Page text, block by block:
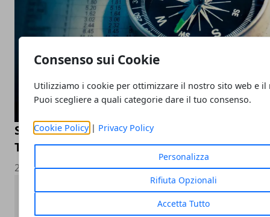
Consenso sui Cookie
Utilizziamo i cookie per ottimizzare il nostro sito web e il
Puoi scegliere a quali categorie dare il tuo consenso.
Cookie Policy| Privacy Policy
Personalizza
Rifiuta Opzionali
Accetta Tutto
Scopri il mondo degli Expert Advisor: il
Trading Millimetrico
21/05/2025